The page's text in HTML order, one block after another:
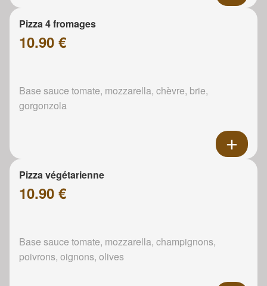
Pizza 4 fromages
10.90 €
Base sauce tomate, mozzarella, chèvre, brie,
gorgonzola
Pizza végétarienne
10.90 €
Base sauce tomate, mozzarella, champignons,
poivrons, oignons, olives